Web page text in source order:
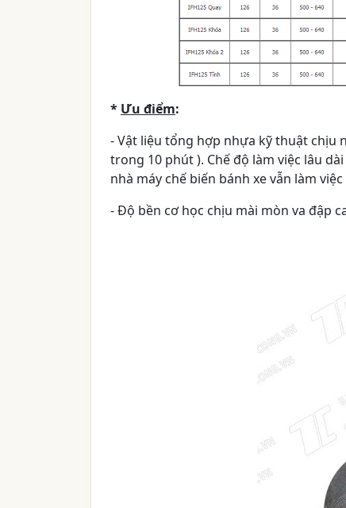
* Ưu điểm:
- Vật liệu tổng hợp nhựa kỹ thuật chịu
trong 10 phút ). Chế độ làm việc lâu
nhà máy chế biến bánh xe vẫn làm
- Độ bền cơ học chịu mài mòn va đập